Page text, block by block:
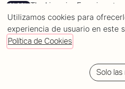
21:00h The Liquorice Experiment
Utilizamos cookies para
experiencia de usuario en este
Política de Cookies
Solo